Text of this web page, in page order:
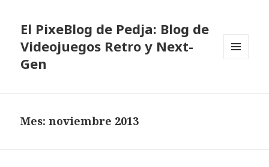
El PixeBlog de Pedja: Blog de
Videojuegos Retro y Next-
Gen
Mes:noviembre 2013